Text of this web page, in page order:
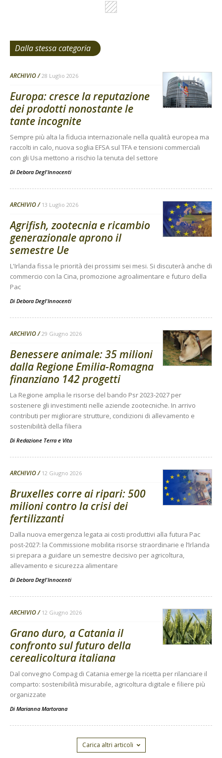
Dalla stessa categoria
ARCHIVIO 28 Luglio 2026
Europa: cresce la reputazione
dei prodotti nonostante le
tante incognite
Sempre più alta la fiducia internazionale nella qualità europea ma
raccolti in calo, nuova soglia EFSA sul TFA e tensioni commerciali
con gli Usa mettono a rischio la tenuta del settore
Di Debora Degl'Innocenti
ARCHIVIO 13 Luglio 2026
Agrifish, zootecnia e ricambio
generazionale aprono il
semestre Ue
L'Irlanda fissa le priorità dei prossimi sei mesi. Si discuterà anche di
commercio con la Cina, promozione agroalimentare e futuro della
Pac
Di Debora Degl'Innocenti
ARCHIVIO 29 Giugno 2026
Benessere animale: 35 milioni
dalla Regione Emilia-Romagna
finanziano 142 progetti
La Regione amplia le risorse del bando Psr 2023-2027 per
sostenere gli investimenti nelle aziende zootecniche. In arrivo
contributi per migliorare strutture, condizioni di allevamento e
sostenibilità della filiera
Di Redazione Terra e Vita
ARCHIVIO 12 Giugno 2026
Bruxelles corre ai ripari: 500
milioni contro la crisi dei
fertilizzanti
Dalla nuova emergenza legata ai costi produttivi alla futura Pac
post-2027: la Commissione mobilita risorse straordinarie e l’Irlanda
si prepara a guidare un semestre decisivo per agricoltura,
allevamento e sicurezza alimentare
Di Debora Degl'Innocenti
ARCHIVIO 12 Giugno 2026
Grano duro, a Catania il
confronto sul futuro della
cerealicoltura italiana
Dal convegno Compag di Catania emerge la ricetta per rilanciare il
comparto: sostenibilità misurabile, agricoltura digitale e filiere più
organizzate
Di Marianna Martorana
Carica altri articoli